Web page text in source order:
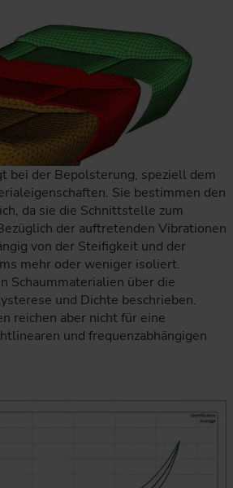
bei der Bepolsterung, speziell dem
Sie bestimmen den
da sie die Schnittstelle zum
der auftretenden Vibrationen
von der Steifigkeit und der
mehr oder weniger isoliert.
Schaummaterialien über die
und Dichte beschrieben.
reichen aber nicht für eine
und frequenzabhängigen